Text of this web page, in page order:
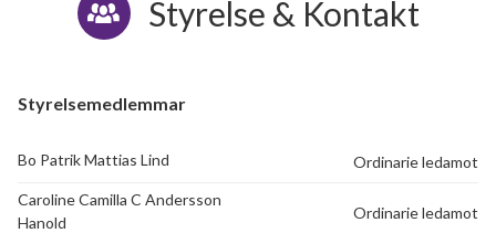
Styrelse & Kontakt
Styrelsemedlemmar
Bo Patrik Mattias Lind
Ordinarie ledamot
Caroline Camilla C Andersson
Hanold
Ordinarie ledamot